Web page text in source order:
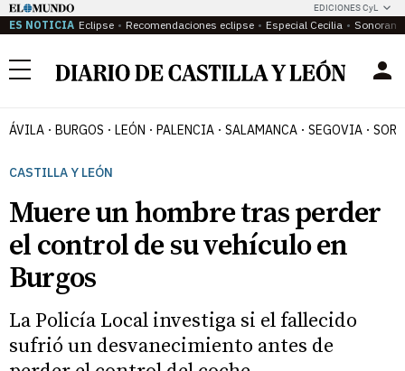
EDICIONES CyL
ES NOTICIA Eclipse Recomendaciones eclipse Especial Cecilia
Menú
ÁVILA BURGOS LEÓN PALENCIA SALAMANCA SEGOVIA
CASTILLA Y LEÓN
Muere un hombre tras perder
el control de su vehículo en
Burgos
La Policía Local investiga si el fallecido
sufrió un desvanecimiento antes de